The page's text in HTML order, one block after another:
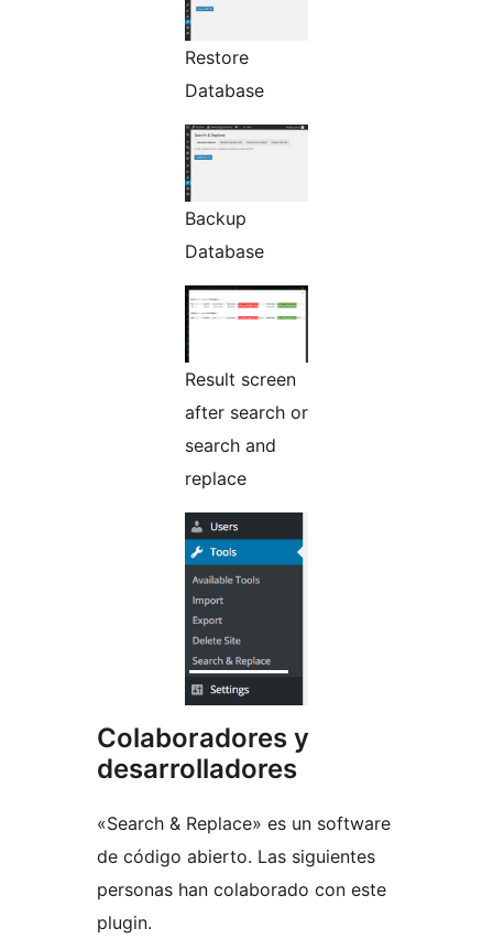
Restore
Database
Backup
Database
Result screen
after search or
search and
replace
Colaboradores y
desarrolladores
«Search & Replace» es un software
de código abierto. Las siguientes
personas han colaborado con este
plugin.